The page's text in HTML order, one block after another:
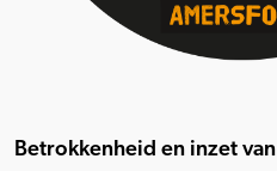
Betrokkenheid en inzet van